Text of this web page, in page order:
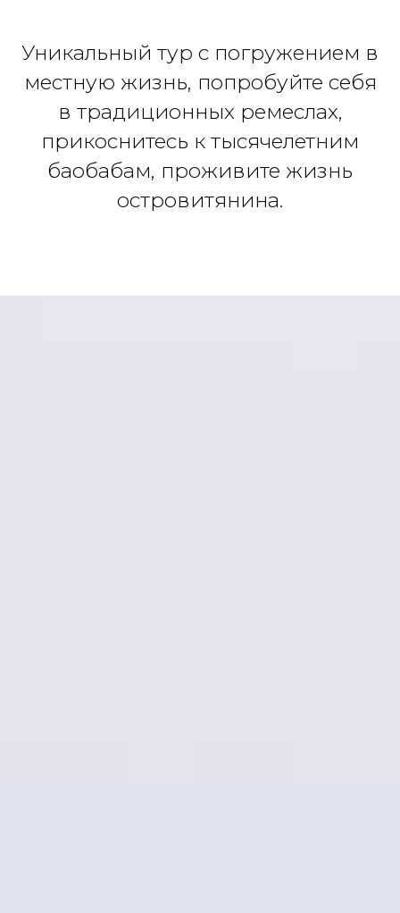
Уникальный тур с погружением в
местную жизнь, попробуйте себя
в традиционных ремеслах,
прикоснитесь к тысячелетним
баобабам, проживите жизнь
островитянина.